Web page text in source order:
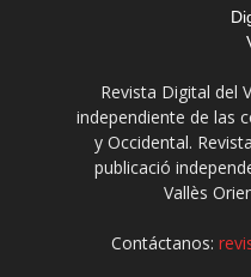
Revista Digital del
independiente de las
y Occidental.
publicació
Vallès
Contáctanos: